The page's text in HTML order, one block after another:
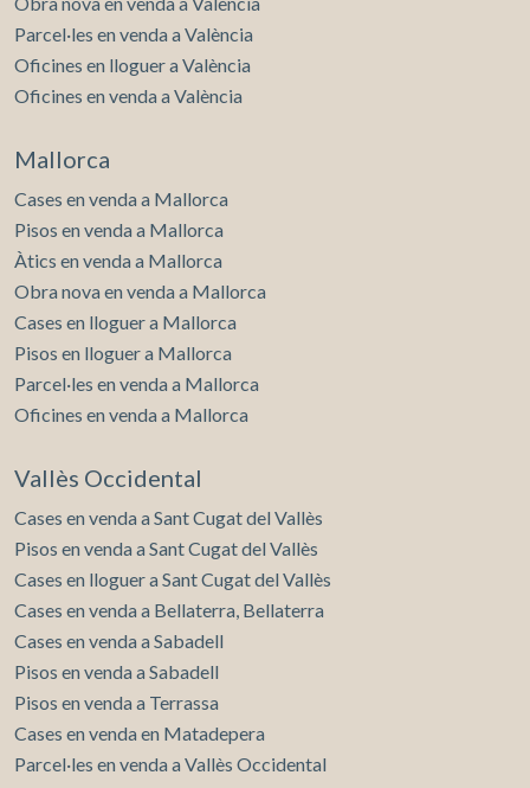
Parcel·les en venda a València
Oficines en lloguer a València
Oficines en venda a València
Mallorca
Cases en venda a Mallorca
Pisos en venda a Mallorca
Àtics en venda a Mallorca
Obra nova en venda a Mallorca
Cases en lloguer a Mallorca
Pisos en lloguer a Mallorca
Parcel·les en venda a Mallorca
Oficines en venda a Mallorca
Vallès Occidental
Cases en venda a Sant Cugat del Vallès
Pisos en venda a Sant Cugat del Vallès
Cases en lloguer a Sant Cugat del Vallès
Cases en venda a Bellaterra, Bellaterra
Cases en venda a Sabadell
Pisos en venda a Sabadell
Pisos en venda a Terrassa
Cases en venda en Matadepera
Parcel·les en venda a Vallès Occidental